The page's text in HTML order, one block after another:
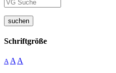
suchen
Schriftgröße
A A A